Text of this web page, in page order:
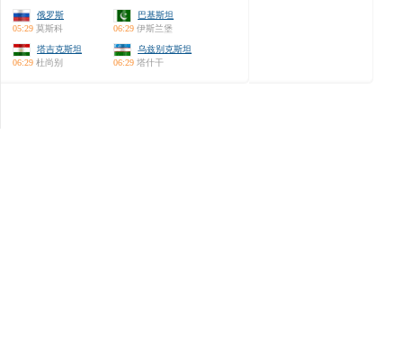
俄罗斯
05:29 莫斯科
巴基斯坦
06:29 伊斯兰堡
塔吉克斯坦
06:29 杜尚别
乌兹别克斯坦
06:29 塔什干